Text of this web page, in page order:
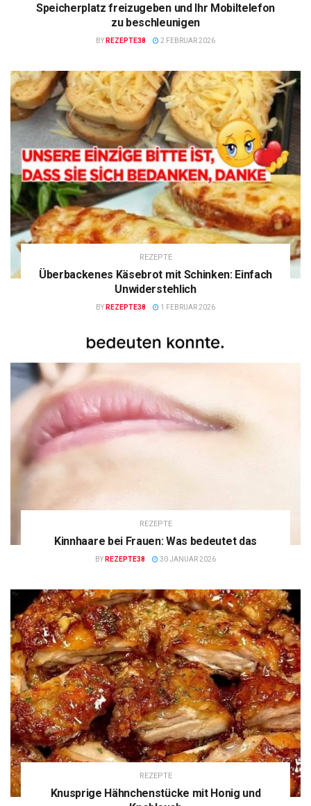
Speicherplatz freizugeben und Ihr Mobiltelefon
zu beschleunigen
BY REZEPTE38 2 FEBRUAR 2026
REZEPTE
Überbackenes Käsebrot mit Schinken: Einfach
Unwiderstehlich
BY REZEPTE38 1 FEBRUAR 2026
REZEPTE
Kinnhaare bei Frauen: Was bedeutet das
BY REZEPTE38 30 JANUAR 2026
REZEPTE
Knusprige Hähnchenstücke mit Honig und